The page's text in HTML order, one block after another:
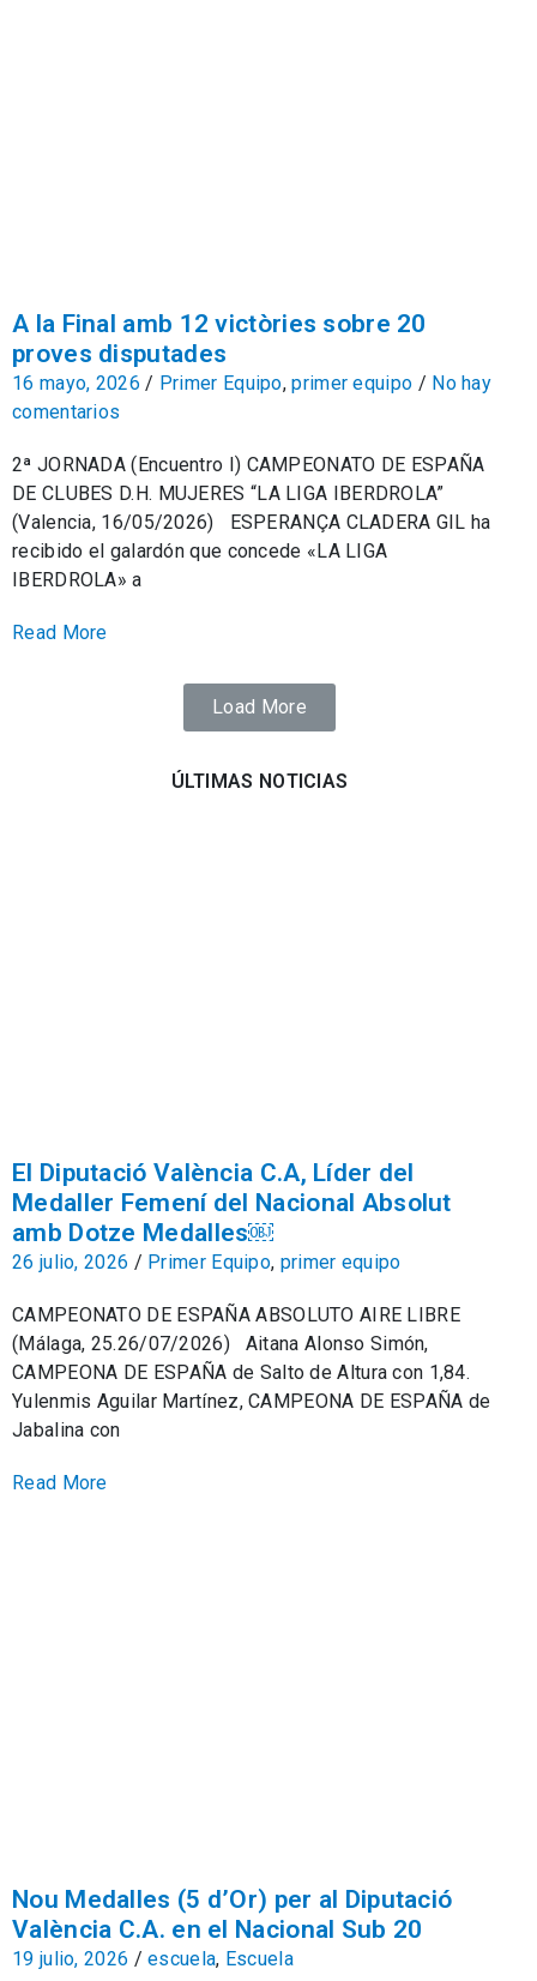
A la Final amb 12 victòries sobre 20
proves disputades
16 mayo, 2026 / Primer Equipo,primer equipo / No hay
comentarios
2ª JORNADA (Encuentro I) CAMPEONATO DE ESPAÑA
DE CLUBES D.H. MUJERES “LA LIGA IBERDROLA”
(Valencia, 16/05/2026) ESPERANÇA CLADERA GIL ha
recibido el galardón que concede «LA LIGA
IBERDROLA» a
Read More
Load More
ÚLTIMAS NOTICIAS
El Diputació València C.A, Líder del
Medaller Femení del Nacional Absolut
amb Dotze Medalles￼
26 julio, 2026 / Primer Equipo, primer equipo
CAMPEONATO DE ESPAÑA ABSOLUTO AIRE LIBRE
(Málaga, 25.26/07/2026) Aitana Alonso Simón,
CAMPEONA DE ESPAÑA de Salto de Altura con 1,84.
Yulenmis Aguilar Martínez, CAMPEONA DE ESPAÑA de
Jabalina con
Read More
Nou Medalles (5 d’Or) per al Diputació
València C.A. en el Nacional Sub 20
19 julio, 2026 / escuela, Escuela